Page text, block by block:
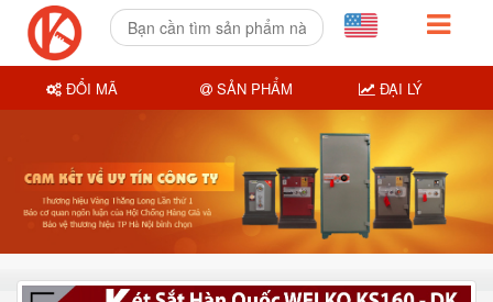
ĐỔI MÃ SẢN PHẨM ĐẠI LÝ